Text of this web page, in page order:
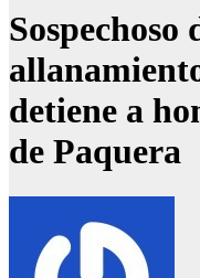
Sospechoso
detiene a
de Paquera